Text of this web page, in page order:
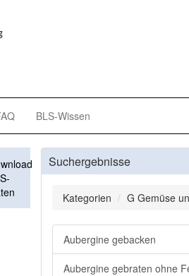
BLS-Wissen
Suchergebnisse
Kategorien G Gemüse
Aubergine gebacken
Aubergine gebraten ohne